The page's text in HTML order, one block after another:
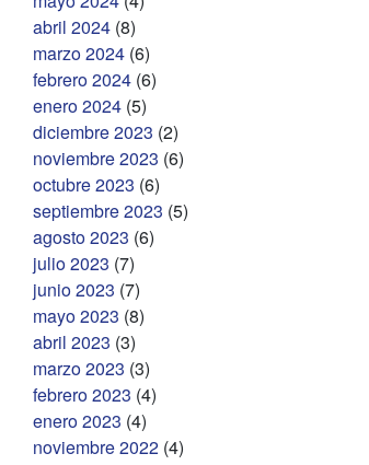
abril 2024 (8)
marzo 2024 (6)
febrero 2024 (6)
enero 2024 (5)
diciembre 2023 (2)
noviembre 2023 (6)
octubre 2023 (6)
septiembre 2023 (5)
agosto 2023 (6)
julio 2023 (7)
junio 2023 (7)
mayo 2023 (8)
abril 2023 (3)
marzo 2023 (3)
febrero 2023 (4)
enero 2023 (4)
noviembre 2022 (4)